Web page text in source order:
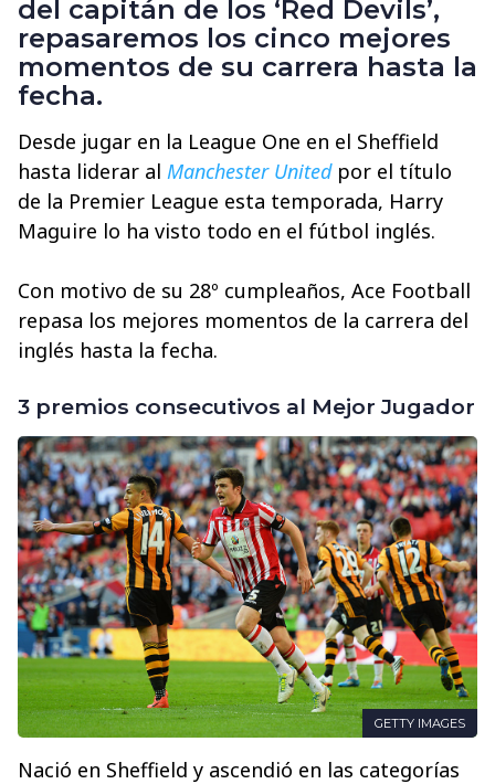
del capitán de los ‘Red Devils’,
repasaremos los cinco mejores
momentos de su carrera hasta la
fecha.
Desde jugar en la League One en el Sheffield
hasta liderar al Manchester Unitedpor el título
de la Premier League esta temporada, Harry
Maguire lo ha visto todo en el fútbol inglés.
Con motivo de su 28º cumpleaños, Ace Football
repasa los mejores momentos de la carrera del
inglés hasta la fecha.
3 premios consecutivos al Mejor Jugador
GETTY IMAGES
Nació en Sheffield y ascendió en las categorías